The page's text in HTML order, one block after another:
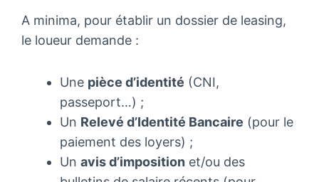
A minima, pour établir un dossier de leasing,
le loueur demande :
Une pièce d’identité (CNI,
passeport…) ;
Un Relevé d’Identité Bancaire (pour le
paiement des loyers) ;
Un avis d’imposition et/ou des